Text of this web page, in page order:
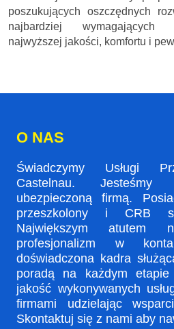
poszukujących oszczędnych
najbardziej wymagających
najwyższej jakości, komfortu i
O NAS
Świadczymy Usługi
Castelnau. Jesteśmy
ubezpieczoną firmą.
przeszkolony i CRB
Największym atutem
profesjonalizm w
doświadczona kadra
poradą na każdym etapie
jakość wykonywanych
firmami udzielając
Skontaktuj się z nami aby